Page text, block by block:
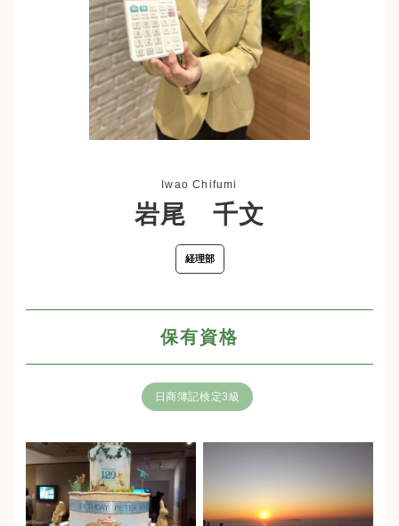
Iwao Chifumi
岩尾 千文
経理部
日商簿記検定3級